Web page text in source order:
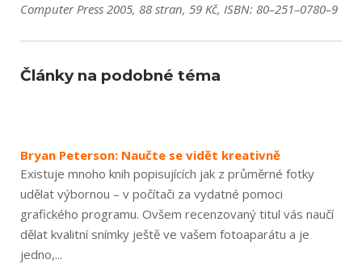
Computer Press 2005, 88 stran, 59 Kč, ISBN: 80–251–0780–9
Články na podobné téma
Bryan Peterson: Naučte se vidět kreativně
Existuje mnoho knih popisujících jak z průměrné fotky
udělat výbornou – v počítači za vydatné pomoci
grafického programu. Ovšem recenzovaný titul vás naučí
dělat kvalitní snímky ještě ve vašem fotoaparátu a je
jedno,...